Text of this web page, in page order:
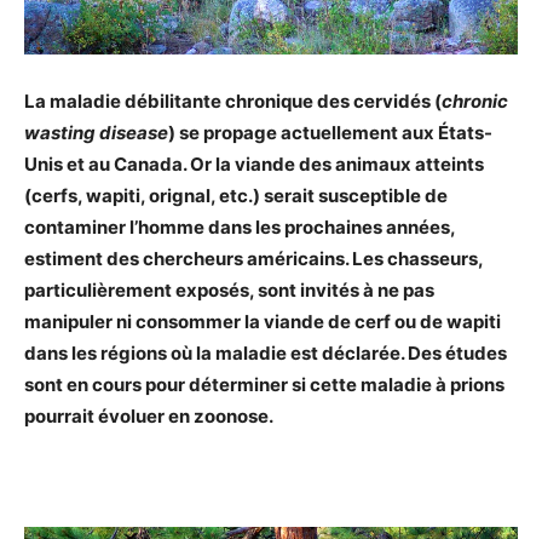
La maladie débilitante chroniquedes cervidés (chronic
wasting disease) se propage actuellement aux États-
Unis et au Canada.Or la viande des animaux atteints
(cerfs, wapiti, orignal, etc.) serait susceptible de
contaminer l’homme dans les prochaines années,
estiment des chercheurs américains. Les chasseurs,
particulièrement exposés, sont invités à ne pas
manipuler ni consommer la viande de cerf ou de wapiti
dans les régions où la maladie est déclarée. Des études
sont en cours pour déterminer si cette maladie à prions
pourrait évoluer en zoonose.